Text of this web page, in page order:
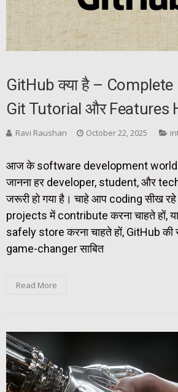
GitHub क्या है –
Git Tutorial और Features
Ravi Raushan October 22, 2025
आज के software development world
जानना हर developer, student, और
जरूरी हो गया है। चाहे आप coding सीख
projects में contribute करना चाहते हों,
safely store करना चाहते हों, GitHub
game-changer साबित
Read More